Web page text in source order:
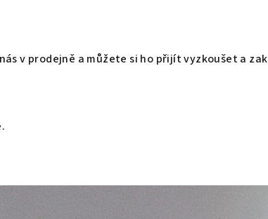
v prodejně a můžete si ho přijít vyzkoušet a